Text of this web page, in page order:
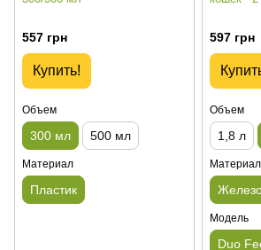
557 грн
Купить!
Объем
300 мл 500 мл
Материал
Пластик
597 грн
Объем
1,8 л
Материал
Модель
Duo